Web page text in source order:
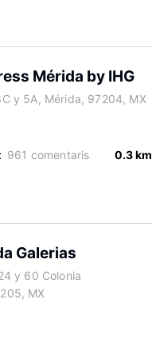
Mérida by IHG
y 5A, Mérida, 97204, MX
961 comentaris 0.3 km
Galerias
y 60 Colonia
MX